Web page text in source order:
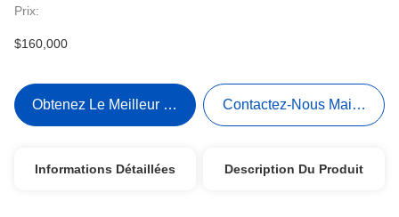
Prix:
$160,000
Obtenez Le Meilleur Prix Contactez-Nous Maintenant
Informations Détaillées Description Du Produit